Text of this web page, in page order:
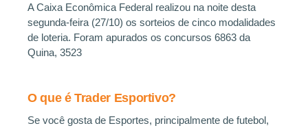
A Caixa Econômica Federal realizou na noite desta
segunda-feira (27/10) os sorteios de cinco modalidades
de loteria. Foram apurados os concursos 6863 da
Quina, 3523
O que é Trader Esportivo?
Se você gosta de Esportes, principalmente de futebol,